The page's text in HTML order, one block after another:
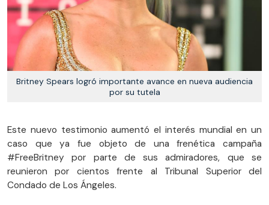
Britney Spears logró importante avance en nueva audiencia
por su tutela
Este nuevo testimonio aumentó el interés mundial en un
caso que ya fue objeto de una frenética campaña
#FreeBritney por parte de sus admiradores, que se
reunieron por cientos frente al Tribunal Superior del
Condado de Los Ángeles.